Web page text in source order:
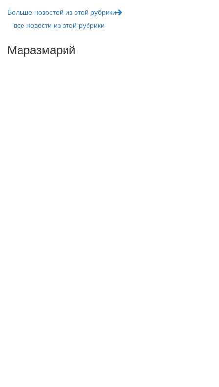
Больше новостей из этой рубрики
все новости из этой рубрики
Маразмарий